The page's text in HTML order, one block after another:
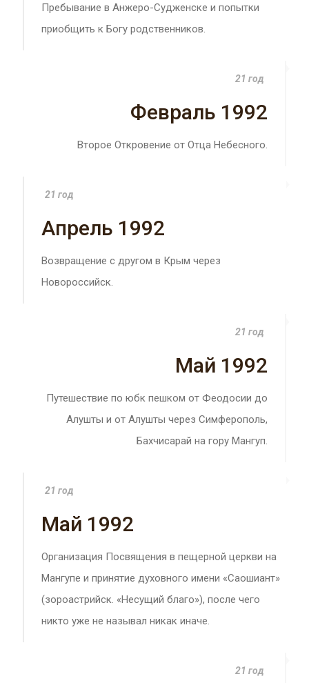
Пребывание в Анжеро-Судженске и попытки
приобщить к Богу родственников.
21 год
Февраль 1992
Второе Откровение от Отца Небесного.
21 год
Апрель 1992
Возвращение с другом в Крым через
Новороссийск.
21 год
Май 1992
Путешествие по юбк пешком от Феодосии до
Алушты и от Алушты через Симферополь,
Бахчисарай на гору Мангуп.
21 год
Май 1992
Организация Посвящения в пещерной церкви на
Мангупе и принятие духовного имени «Саошиант»
(зороастрийск. «Несущий благо»), после чего
никто уже не называл никак иначе.
21 год